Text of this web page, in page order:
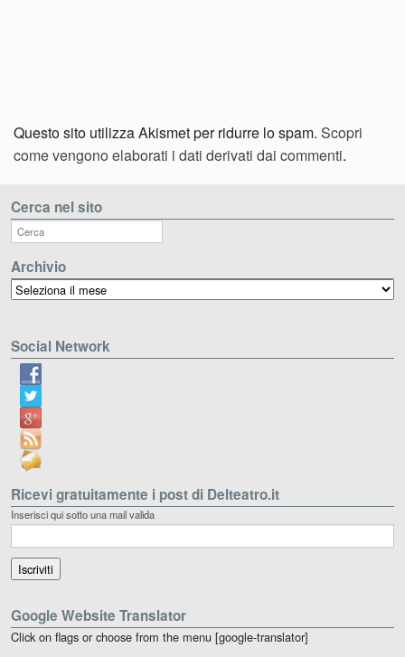
Questo sito utilizza Akismet per ridurre lo spam. Scopri
come vengono elaborati i dati derivati dai commenti.
Cerca nel sito
Archivio
Archivio
Social Network
Ricevi gratuitamente i post di Delteatro.it
Inserisci qui sotto una mail valida
Google Website Translator
Click on flags or choose from the menu [google-translator]